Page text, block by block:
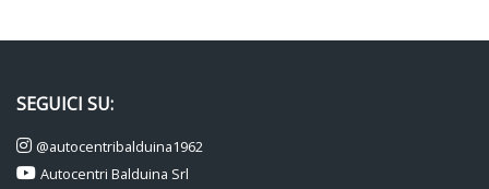
SEGUICI SU:
@autocentribalduina1962
Autocentri Balduina Srl